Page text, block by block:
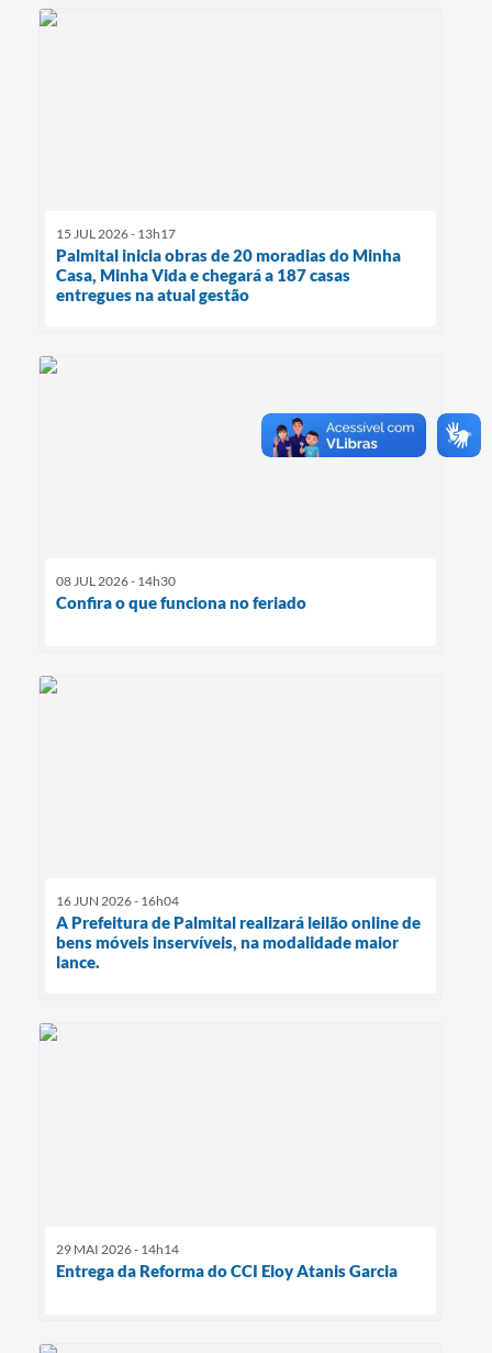
15 JUL 2026 - 13h17
Palmital inicia obras de 20 moradias do Minha
Casa, Minha Vida e chegará a 187 casas
entregues na atual gestão
08 JUL 2026 - 14h30
Confira o que funciona no feriado
16 JUN 2026 - 16h04
A Prefeitura de Palmital realizará leilão online de
bens móveis inservíveis, na modalidade maior
lance.
29 MAI 2026 - 14h14
Entrega da Reforma do CCI Eloy Atanis Garcia